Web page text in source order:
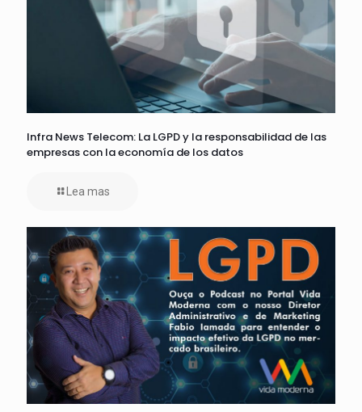
Infra News Telecom: La LGPD y la responsabilidad de las
empresas con la economía de los datos
Lea mas